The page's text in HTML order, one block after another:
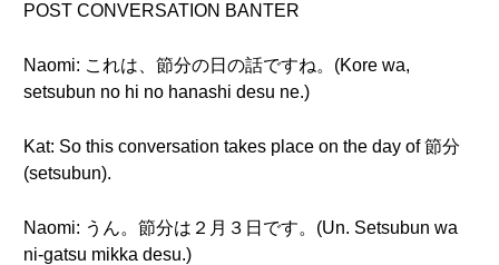
POST CONVERSATION BANTER
Naomi: これは、節分の日の話ですね。(Kore wa,
setsubun no hi no hanashi desu ne.)
Kat: So this conversation takes place on the day of 節分
(setsubun).
Naomi: うん。節分は２月３日です。(Un. Setsubun wa
ni-gatsu mikka desu.)